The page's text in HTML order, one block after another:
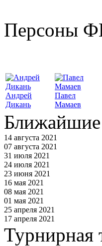
Персоны
Андрей
Дикань
Павел
Мамаев
14 августа 2021
07 августа 2021
31 июля 2021
24 июля 2021
23 июня 2021
16 мая 2021
08 мая 2021
01 мая 2021
25 апреля 2021
17 апреля 2021
Турнирная